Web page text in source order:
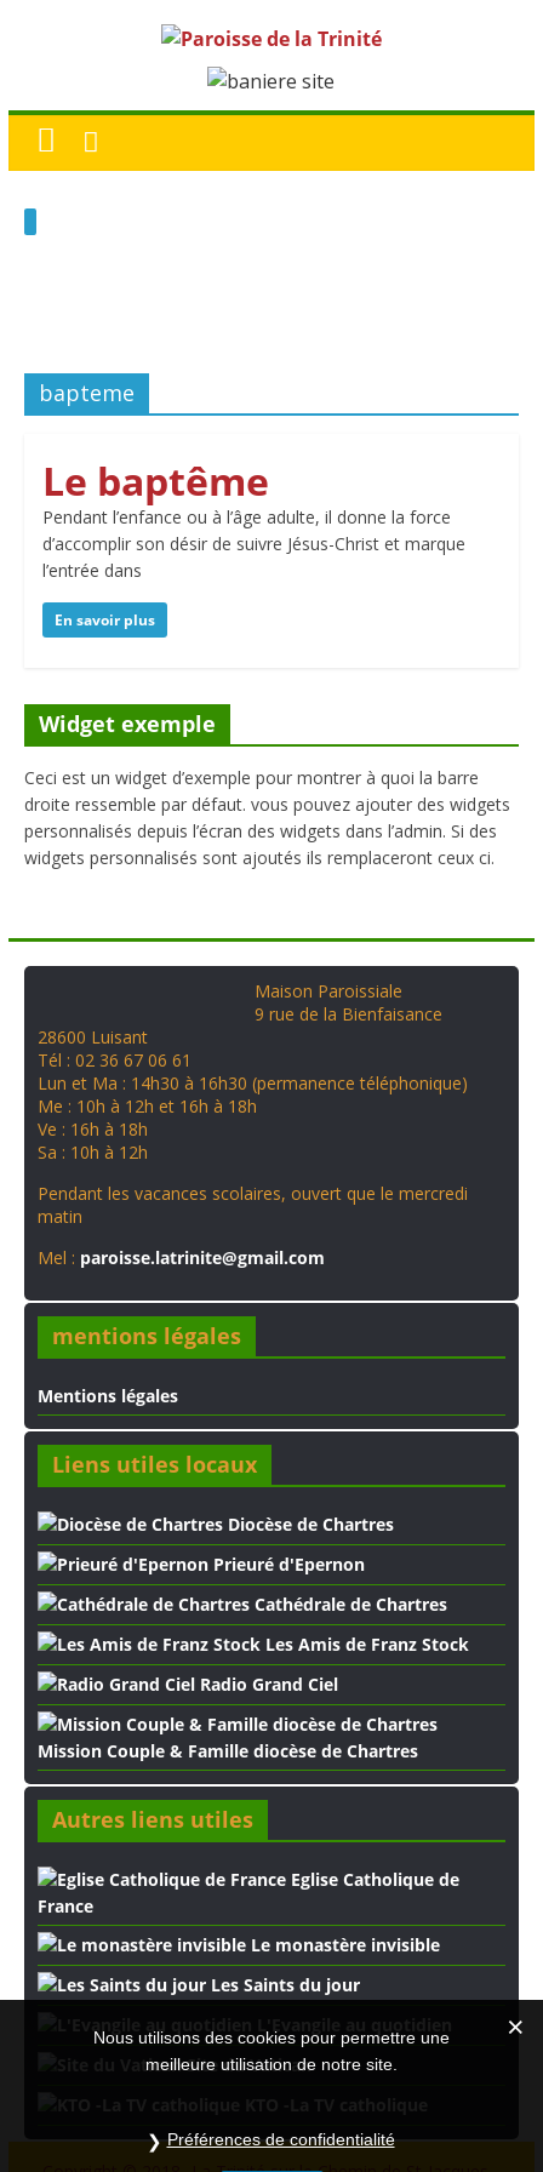
bapteme
Le baptême
Pendant l’enfance ou à l’âge adulte, il donne la force
d’accomplir son désir de suivre Jésus-Christ et marque
l’entrée dans
En savoir plus
Widget exemple
Ceci est un widget d’exemple pour montrer à quoi la barre
droite ressemble par défaut. vous pouvez ajouter des widgets
personnalisés depuis l’écran des widgets dans l’admin. Si des
widgets personnalisés sont ajoutés ils remplaceront ceux ci.
Maison Paroissiale
9 rue de la Bienfaisance
28600 Luisant
Tél : 02 36 67 06 61
Lun et Ma : 14h30 à 16h30 (permanence téléphonique)
Me : 10h à 12h et 16h à 18h
Ve : 16h à 18h
Sa : 10h à 12h
Pendant les vacances scolaires, ouvert que le mercredi
matin
Mel : paroisse.latrinite@gmail.com
mentions légales
Mentions légales
Liens utiles locaux
Diocèse de Chartres
Prieuré d'Epernon
Cathédrale de Chartres
Les Amis de Franz Stock
Radio Grand Ciel
Mission Couple & Famille diocèse de Chartres
Autres liens utiles
Eglise Catholique de
France
Le monastère invisible
Les Saints du jour
Site du Vatican
Nous utilisons des cookies pour permettre une
meilleure utilisation de notre site.
Préférences de confidentialité